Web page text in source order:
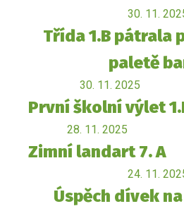
30. 11.
Třída 1.B pátrala
paletě
30. 11. 2025
První školní výlet
28. 11. 2025
Zimní landart 7. A
24. 11.
Úspěch dívek